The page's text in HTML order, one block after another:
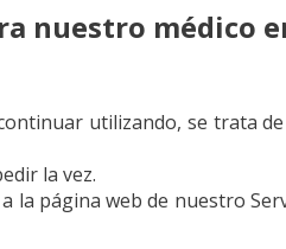
nuestro médico
utilizando, se trata
la vez.
la página web de nuestro